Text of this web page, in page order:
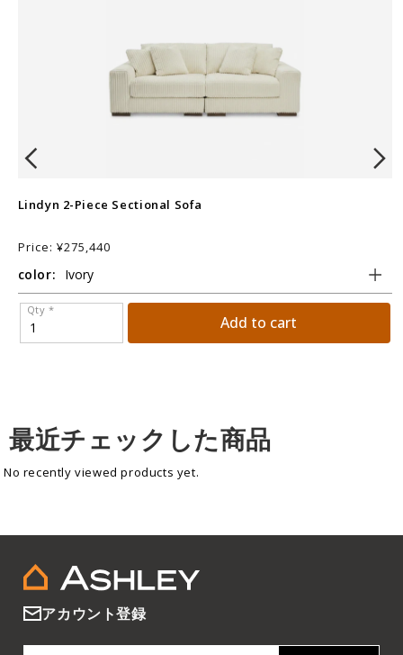
Lindyn 2-Piece Sectional Sofa
Price: ¥275,440
color:
Qty *
Add to cart
最近チェックした商品
No recently viewed products yet.
アカウント登録